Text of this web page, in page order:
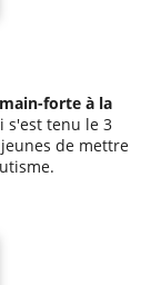
forte à la
s'est tenu le 3
de mettre